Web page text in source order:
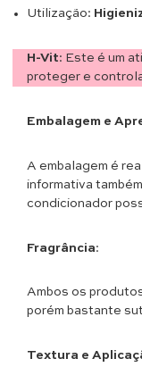
Utilização:
H-Vit: Este é um
proteger e
Embalagem e
A embalagem é
informativa
condicionador
Fragrância:
Ambos os
porém bastante
Textura e